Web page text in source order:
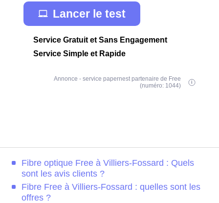
Lancer le test
Service Gratuit et Sans Engagement
Service Simple et Rapide
Annonce - service papernest partenaire de Free
(numéro: 1044)
Fibre optique Free à Villiers-Fossard : Quels
sont les avis clients ?
Fibre Free à Villiers-Fossard : quelles sont les
offres ?